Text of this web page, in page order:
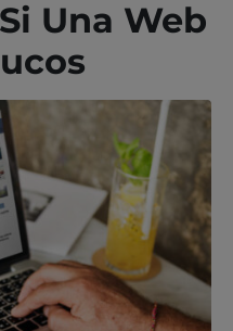
Una Web